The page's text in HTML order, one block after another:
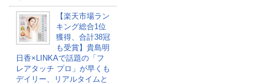
【楽天市場ラン
キング総合1位
獲得、合計38冠
も受賞】貴島明
日香×LINKAで話題の「フ
レアタッチ プロ」が早くも
デイリー、リアルタイムと